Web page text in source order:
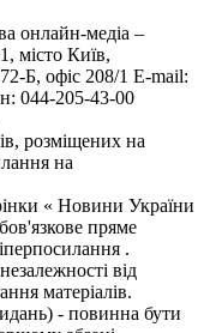
онлайн-медіа –
місто Київ,
офіс 208/1 E-mail:
044-205-43-00
розміщених на
на
« Новини України
пряме
.
від
матеріалів.
- повинна бути